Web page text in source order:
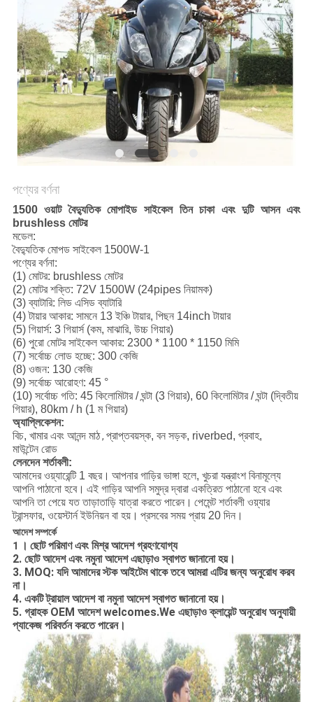
গোপনীয়তা
নীতি
পণ্যের বর্ণনা
1500 ওয়াট বৈদ্যুতিক মোপাইড সাইকেল তিন চাকা এবং দুটি আসন এবং
brushless মোটর
মডেল:
বৈদ্যুতিক মোপড সাইকেল 1500W-1
পণ্যের বর্ণনা:
(1) মোটর: brushless মোটর
(2) মোটর শক্তি: 72V 1500W (24pipes নিয়ামক)
(3) ব্যাটারি: লিড এসিড ব্যাটারি
(4) টায়ার আকার: সামনে 13 ইঞ্চি টায়ার, পিছন 14inch টায়ার
(5) গিয়ার্স: 3 গিয়ার্স (কম, মাঝারি, উচ্চ গিয়ার)
(6) পুরো মোটর সাইকেল আকার: 2300 * 1100 * 1150 মিমি
(7) সর্বোচ্চ লোড হচ্ছে: 300 কেজি
(8) ওজন: 130 কেজি
(9) সর্বোচ্চ আরোহণ: 45 °
(10) সর্বোচ্চ গতি: 45 কিলোমিটার / ঘন্টা (3 গিয়ার), 60 কিলোমিটার / ঘন্টা (দ্বিতীয়
গিয়ার), 80km / h (1 ম গিয়ার)
অ্যাপ্লিকেশন:
বিচ, খামার এবং আনন্দ মাঠ, প্রাপ্তবয়স্ক, বন সড়ক, riverbed, প্রবাহ,
মাউন্টেন রোড
লেনদেন শর্তাবলী:
আমাদের ওয়্যারেন্টি 1 বছর। আপনার গাড়ির ভাঙ্গা হলে, খুচরা যন্ত্রাংশ বিনামূল্যে
আপনি পাঠানো হবে। এই গাড়ির আপনি সমুদ্র দ্বারা একত্রিত পাঠানো হবে এবং
আপনি তা পেয়ে যত তাড়াতাড়ি যাত্রা করতে পারেন। পেমেন্ট শর্তাবলী ওয়্যার
ট্রান্সফার, ওয়েস্টার্ন ইউনিয়ন বা হয়। প্রসবের সময় প্রায় 20 দিন।
আদেশ সম্পর্কে
1
। ছোট পরিমাণ এবং মিশ্র আদেশ গ্রহণযোগ্য
2. ছোট আদেশ এবং নমুনা আদেশ এছাড়াও স্বাগত জানানো হয়।
3. MOQ: যদি আমাদের স্টক আইটেম থাকে তবে আমরা এটির জন্য অনুরোধ করব
না।
4. একটি ট্রায়াল আদেশ বা নমুনা আদেশ স্বাগত জানানো হয়।
5. গ্রাহক OEM আদেশ welcomes.We এছাড়াও ক্লায়েন্ট অনুরোধ অনুযায়ী
প্যাকেজ পরিবর্তন করতে পারেন।